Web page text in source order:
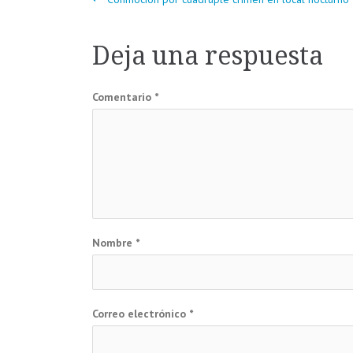
Navegación
de
entradas
Deja una respuesta
Comentario *
Nombre *
Correo electrónico *